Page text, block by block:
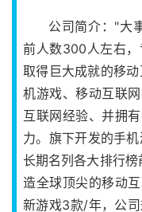
公司简介："大
前人数300人左右
取得巨大成就的移
机游戏、移动互联
互联网经验、并拥
力。旗下开发的手
长期名列各大排行
造全球顶尖的移动
新游戏3款/年，公